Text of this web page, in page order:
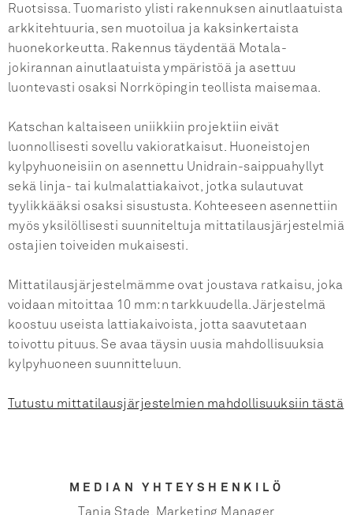
Ruotsissa. Tuomaristo ylisti rakennuksen ainutlaatuista
arkkitehtuuria, sen muotoilua ja kaksinkertaista
huonekorkeutta. Rakennus täydentää Motala-
jokirannan ainutlaatuista ympäristöä ja asettuu
luontevasti osaksi Norrköpingin teollista maisemaa.
Katschan kaltaiseen uniikkiin projektiin eivät
luonnollisesti sovellu vakioratkaisut. Huoneistojen
kylpyhuoneisiin on asennettu Unidrain-saippuahyllyt
sekä linja- tai kulmalattiakaivot, jotka sulautuvat
tyylikkääksi osaksi sisustusta. Kohteeseen asennettiin
myös yksilöllisesti suunniteltuja mittatilausjärjestelmiä
ostajien toiveiden mukaisesti.
Mittatilausjärjestelmämme ovat joustava ratkaisu, joka
voidaan mitoittaa 10 mm:n tarkkuudella. Järjestelmä
koostuu useista lattiakaivoista, jotta saavutetaan
toivottu pituus. Se avaa täysin uusia mahdollisuuksia
kylpyhuoneen suunnitteluun.
Tutustu mittatilausjärjestelmien mahdollisuuksiin tästä
MEDIAN YHTEYSHENKILÖ
Tanja Stade, Marketing Manager